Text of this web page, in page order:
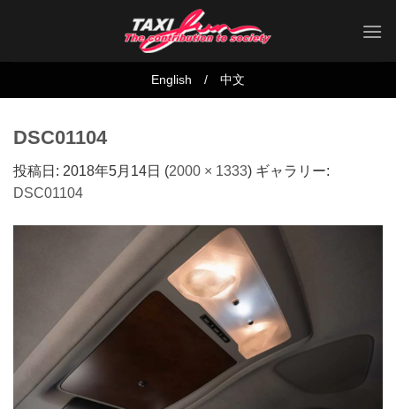
English / 中文
DSC01104
投稿日: 2018年5月14日 (2000 × 1333) ギャラリー:
DSC01104